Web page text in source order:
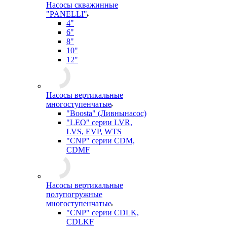
Насосы скважинные
"PANELLI"
4"
6"
8"
10"
12"
Насосы вертикальные
многоступенчатые
"Boosta" (Ливнынасос)
"LEO" серии LVR,
LVS, EVP, WTS
"CNP" серии CDM,
CDMF
Насосы вертикальные
полупогружные
многоступенчатые
"CNP" серии CDLK,
CDLKF